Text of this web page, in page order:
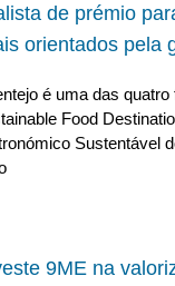
de prémio
orientados pela
é uma das
Food
Sustentável
9ME na